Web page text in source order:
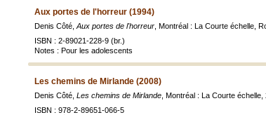
Aux portes de l'horreur (1994)
Denis Côté, Aux portes de l'horreur , Montréal : La Courte échelle,
ISBN : 2-89021-228-9 (br.)
Notes : Pour les adolescents
Les chemins de Mirlande (2008)
Denis Côté, Les chemins de Mirlande , Montréal : La Courte
ISBN : 978-2-89651-066-5